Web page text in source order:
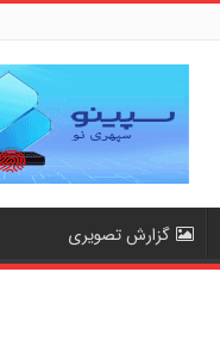
گزارش تصویری